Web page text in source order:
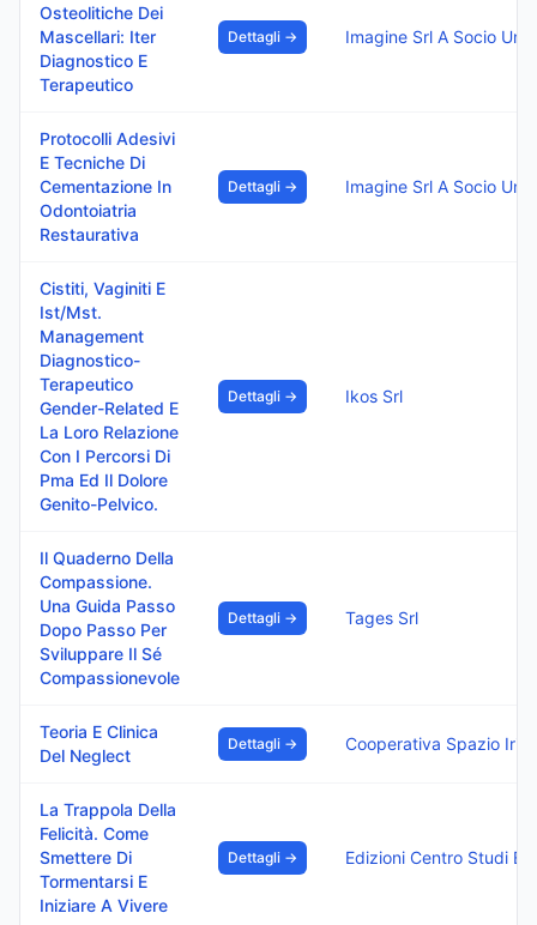
Osteolitiche Dei
Mascellari: Iter
Diagnostico E
Terapeutico
Dettagli → Imagine Srl A Socio
Protocolli Adesivi
E Tecniche Di
Cementazione In
Odontoiatria
Restaurativa
Dettagli → Imagine Srl A Socio
Cistiti, Vaginiti E
Ist/Mst.
Management
Diagnostico-
Terapeutico
Gender-Related E
La Loro Relazione
Con I Percorsi Di
Pma Ed Il Dolore
Genito-Pelvico.
Dettagli → Ikos Srl
Il Quaderno Della
Compassione.
Una Guida Passo
Dopo Passo Per
Sviluppare Il Sé
Compassionevole
Dettagli → Tages Srl
Teoria E Clinica
Del Neglect
Dettagli →
La Trappola Della
Felicità. Come
Smettere Di
Tormentarsi E
Iniziare A Vivere
Dettagli →